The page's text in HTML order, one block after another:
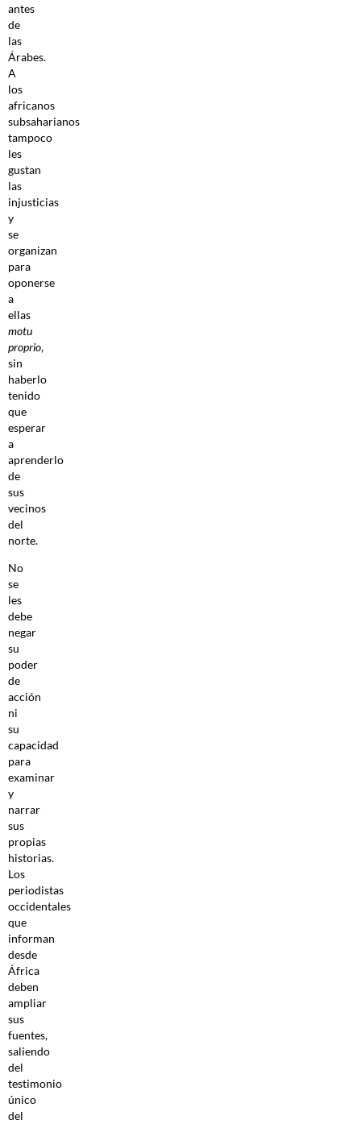
antes
de
las
Árabes.
A
los
africanos
subsaharianos
tampoco
les
gustan
las
injusticias
y
se
organizan
para
oponerse
a
ellas
motu
proprio,
sin
haberlo
tenido
que
esperar
a
aprenderlo
de
sus
vecinos
del
norte.
No
se
les
debe
negar
su
poder
de
acción
ni
su
capacidad
para
examinar
y
narrar
sus
propias
historias.
Los
periodistas
occidentales
que
informan
desde
África
deben
ampliar
sus
fuentes,
saliendo
del
testimonio
único
del